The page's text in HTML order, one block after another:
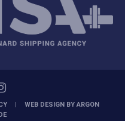
WEB DESIGN BYARGON